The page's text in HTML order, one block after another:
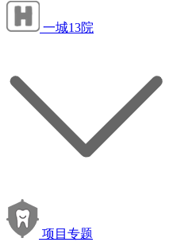
一城13院
项目专题